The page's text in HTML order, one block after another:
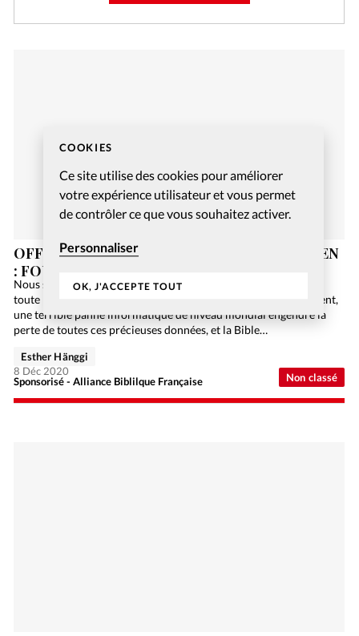
COOKIES
Ce site utilise des cookies pour améliorer
votre expérience utilisateur et vous permet
de contrôler ce que vous souhaitez activer.
Personnaliser
OK, J'ACCEPTE TOUT
Non classé
OFFREZ-VOUS UN JEU DE SOCIÉTÉ CHRÉTIEN
: FOUILLES EN GALILÉE
Nous sommes en 2084. L’humanité n’utilise plus de papier car
toute l’information est numérisée sur Internet. Malheureusement,
une terrible panne informatique de niveau mondial engendre la
perte de toutes ces précieuses données, et la Bible…
Sponsorisé - Alliance Biblilque Française
Esther Hänggi
8 Déc 2020